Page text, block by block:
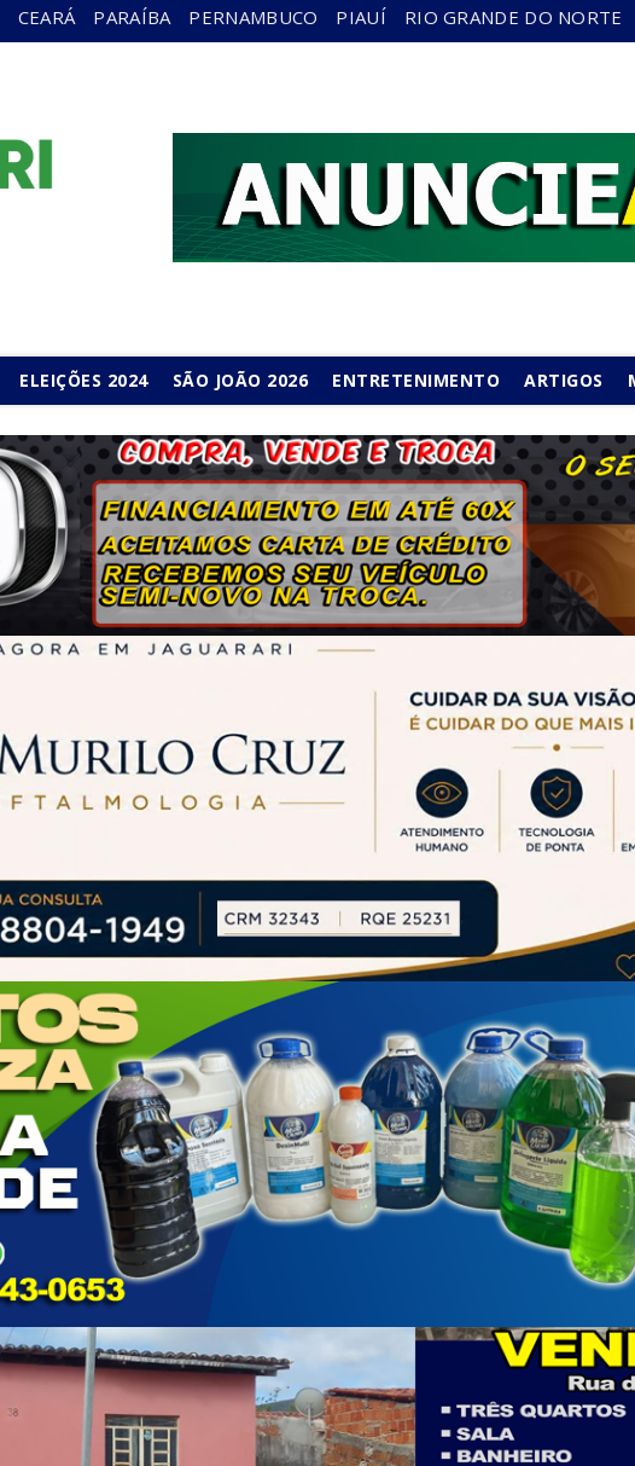
CEARÁ PARAÍBA PERNAMBUCO PIAUÍ RIO GRANDE DO NORTE
ELEIÇÕES 2024 SÃO JOÃO 2026 ENTRETENIMENTO ARTIGOS